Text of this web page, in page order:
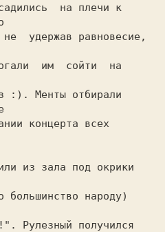
на плечи к
удержав равновесие,
им  сойти  на
:). Менты отбирали
концерта всех
из зала под окрики
народу)
Рулезный получился